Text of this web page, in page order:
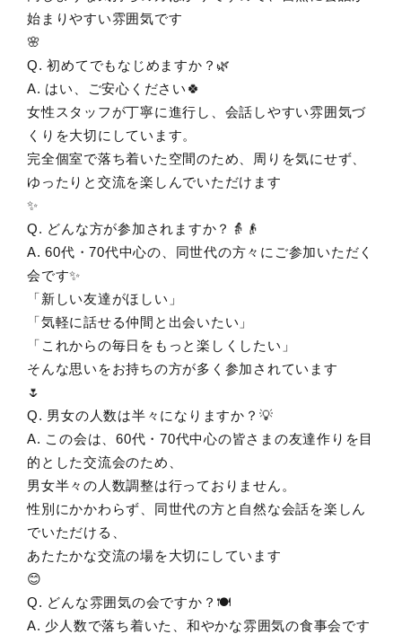
始まりやすい雰囲気です
🌸
Q. 初めてでもなじめますか？🌿
A. はい、ご安心ください🍀
女性スタッフが丁寧に進行し、会話しやすい雰囲気づ
くりを大切にしています。
完全個室で落ち着いた空間のため、周りを気にせず、
ゆったりと交流を楽しんでいただけます
✨
Q. どんな方が参加されますか？👵👴
A. 60代・70代中心の、同世代の方々にご参加いただく
会です✨
「新しい友達がほしい」
「気軽に話せる仲間と出会いたい」
「これからの毎日をもっと楽しくしたい」
そんな思いをお持ちの方が多く参加されています
🌷
Q. 男女の人数は半々になりますか？💡
A. この会は、60代・70代中心の皆さまの友達作りを目
的とした交流会のため、
男女半々の人数調整は行っておりません。
性別にかかわらず、同世代の方と自然な会話を楽しん
でいただける、
あたたかな交流の場を大切にしています
😊
Q. どんな雰囲気の会ですか？🍽️
A. 少人数で落ち着いた、和やかな雰囲気の食事会です